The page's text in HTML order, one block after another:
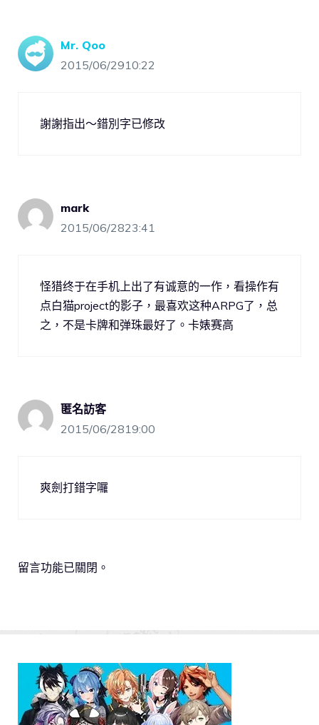
Mr. Qoo
2015/06/2910:22
謝謝指出～錯別字已修改
mark
2015/06/2823:41
怪猎终于在手机上出了有诚意的一作，看操作有
点白猫project的影子，最喜欢这种ARPG了，总
之，不是卡牌和弹珠最好了。卡婊赛高
匿名訪客
2015/06/2819:00
爽劍打錯字囉
留言功能已關閉。